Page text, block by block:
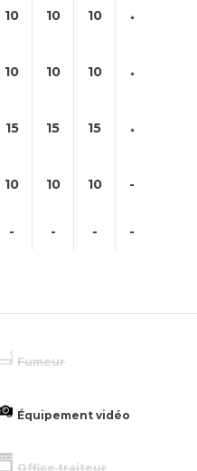
10 10 10
10 10 10
15 15 15
10 10 10 -
- - - -
Fumeur
Équipement vidéo
Office traiteur